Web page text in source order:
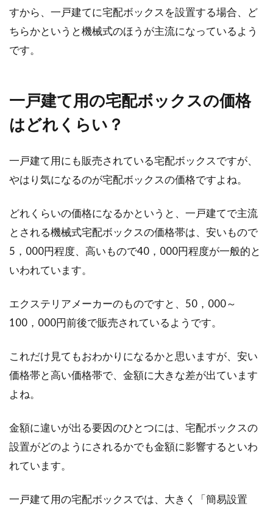
お住まいのマンション、広さは足りています
か？マンションは一戸建てとは違い、自由に増
新築諸費用の内訳を知って不動産投
資に生かそう！
不動産投資は、収益性の高い資産運用手法で
す。投資対象の物件は、1棟マンションや区分
新築の家具はどこで買う？おすすめ
とを考え始めますよね。現在使っている家具を
持って行...
アパートのベランダに雨よけをつけ
アパートにお住まいの方で、ベランダが狭いな
どの構造上の理由から、雨よけがあまりできな
すから、一戸建てに宅配ボックスを設置する場合、ど
ちらかというと機械式のほうが主流になっているよう
です。
一戸建て用の宅配ボックスの価格
はどれくらい？
一戸建て用にも販売されている宅配ボックスですが、
やはり気になるのが宅配ボックスの価格ですよね。
どれくらいの価格になるかというと、一戸建てで主流
とされる機械式宅配ボックスの価格帯は、安いもので
5，000円程度、高いもので40，000円程度が一般的と
いわれています。
エクステリアメーカーのものですと、50，000～
100，000円前後で販売されているようです。
これだけ見てもおわかりになるかと思いますが、安い
価格帯と高い価格帯で、金額に大きな差が出ています
よね。
金額に違いが出る要因のひとつには、宅配ボックスの
設置がどのようにされるかでも金額に影響するといわ
れています。
一戸建て用の宅配ボックスでは、大きく「簡易設置